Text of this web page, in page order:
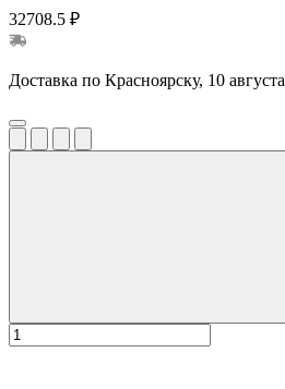
32708.5 ₽
Доставка по Красноярску, 10 августа